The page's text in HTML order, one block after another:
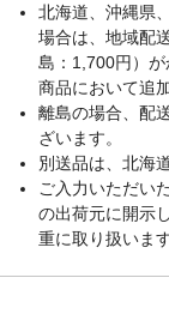
北海道、沖縄県
場合は、地域配
島：1,700円）
商品において追
離島の場合、配
ざいます。
別送品は、北海
ご入力いただい
の出荷元に開示
重に取り扱います